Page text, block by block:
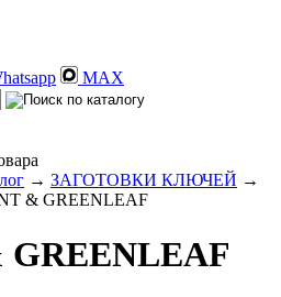
MAX
→ ЗАГОТОВКИ КЛЮЧЕЙ →
& GREENLEAF
GREENLEAF